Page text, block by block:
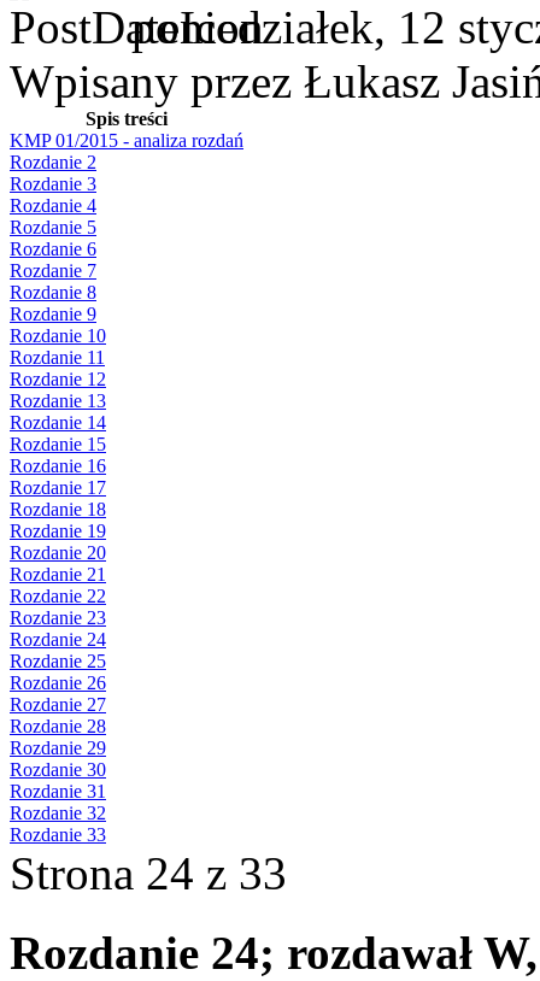
poniedziałek, 12
Wpisany przez Łukasz
Spis treści
KMP 01/2015 - analiza rozdań
Rozdanie 2
Rozdanie 3
Rozdanie 4
Rozdanie 5
Rozdanie 6
Rozdanie 7
Rozdanie 8
Rozdanie 9
Rozdanie 10
Rozdanie 11
Rozdanie 12
Rozdanie 13
Rozdanie 14
Rozdanie 15
Rozdanie 16
Rozdanie 17
Rozdanie 18
Rozdanie 19
Rozdanie 20
Rozdanie 21
Rozdanie 22
Rozdanie 23
Rozdanie 24
Rozdanie 25
Rozdanie 26
Rozdanie 27
Rozdanie 28
Rozdanie 29
Rozdanie 30
Rozdanie 31
Rozdanie 32
Rozdanie 33
Strona 24 z 33
Rozdanie 24; rozdawał